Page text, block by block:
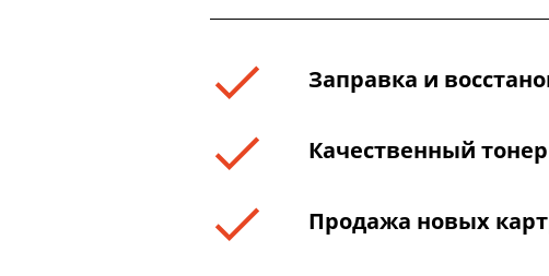
Заправка и
Качественный
Продажа новых